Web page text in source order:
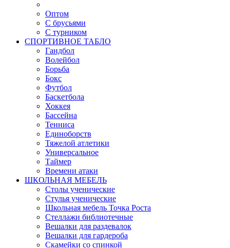
Оптом
С брусьями
С турником
СПОРТИВНОЕ ТАБЛО
Гандбол
Волейбол
Борьба
Бокс
Футбол
Баскетбола
Хоккея
Бассейна
Тенниса
Единоборств
Тяжелой атлетики
Универсальное
Таймер
Времени атаки
ШКОЛЬНАЯ МЕБЕЛЬ
Столы ученические
Стулья ученические
Школьная мебель Точка Роста
Стеллажи библиотечные
Вешалки для раздевалок
Вешалки для гардероба
Скамейки со спинкой